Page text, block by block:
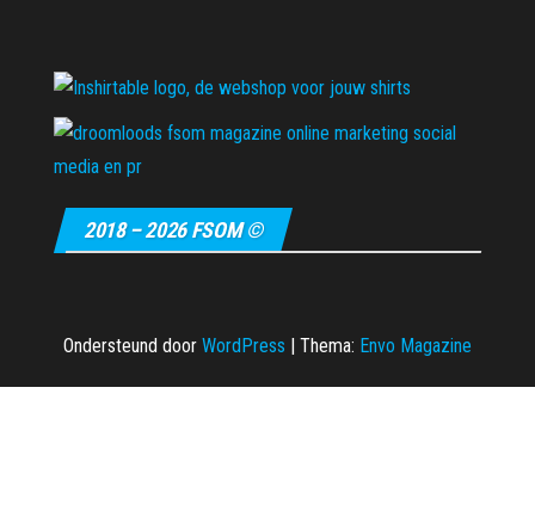
2018 – 2026 FSOM ©
Ondersteund door WordPress | Thema: Envo Magazine